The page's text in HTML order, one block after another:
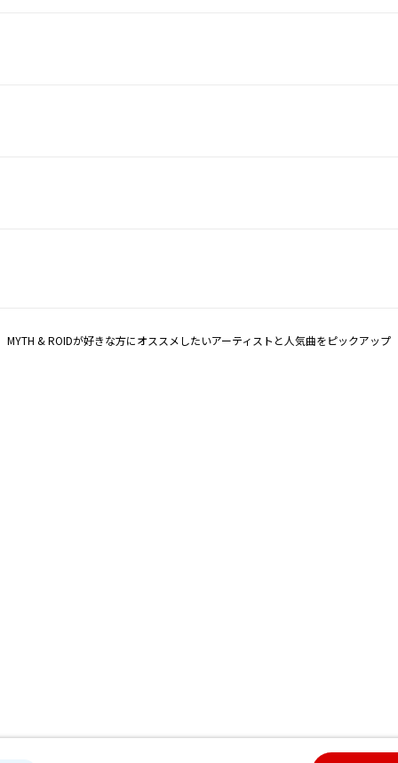
MYTH & ROIDが好きな方にオススメしたいアーティストと人気曲をピックアップ